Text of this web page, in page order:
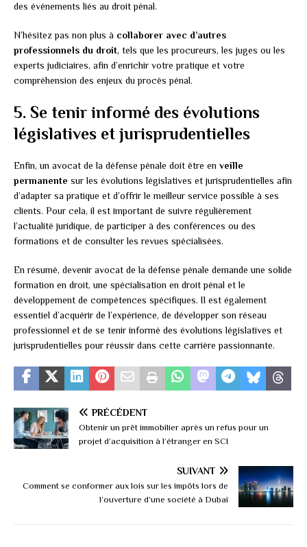
des événements liés au droit pénal.
N’hésitez pas non plus à collaborer avec d’autres
professionnels du droit, tels que les procureurs, les juges ou les
experts judiciaires, afin d’enrichir votre pratique et votre
compréhension des enjeux du procès pénal.
5. Se tenir informé des évolutions
législatives et jurisprudentielles
Enfin, un avocat de la défense pénale doit être en veille
permanente sur les évolutions législatives et jurisprudentielles afin
d’adapter sa pratique et d’offrir le meilleur service possible à ses
clients. Pour cela, il est important de suivre régulièrement
l’actualité juridique, de participer à des conférences ou des
formations et de consulter les revues spécialisées.
En résumé, devenir avocat de la défense pénale demande une solide
formation en droit, une spécialisation en droit pénal et le
développement de compétences spécifiques. Il est également
essentiel d’acquérir de l’expérience, de développer son réseau
professionnel et de se tenir informé des évolutions législatives et
jurisprudentielles pour réussir dans cette carrière passionnante.
PRÉCÉDENT
Obtenir un prêt immobilier après un refus pour un
projet d’acquisition à l’étranger en SCI
SUIVANT
Comment se conformer aux lois sur les impôts lors de
l’ouverture d’une société à Dubaï